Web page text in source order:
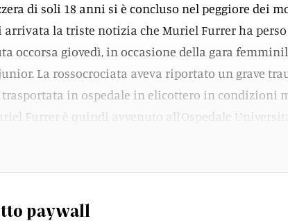
di soli 18 anni si è concluso nel peggiore dei
la triste notizia che Muriel Furrer ha perso
occorsa giovedì, in occasione della gara
La rossocrociata aveva riportato un grave
trasportata in ospedale in elicottero in condizioni
Furrer è quindi avvenuto all’Ospedale
paywall